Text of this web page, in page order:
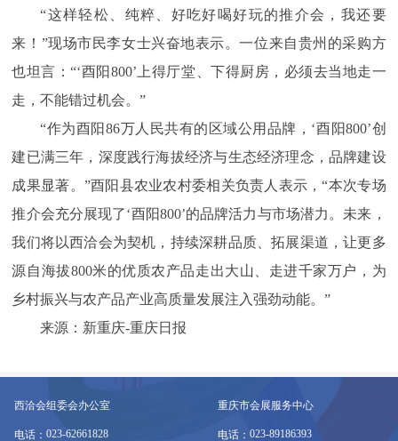
“这样轻松、纯粹、好吃好喝好玩的推介会，我还要
来！”现场市民李女士兴奋地表示。一位来自贵州的采购方
也坦言：“‘酉阳800’上得厅堂、下得厨房，必须去当地走一
走，不能错过机会。”
“作为酉阳86万人民共有的区域公用品牌，‘酉阳800’创
建已满三年，深度践行海拔经济与生态经济理念，品牌建设
成果显著。”酉阳县农业农村委相关负责人表示，“本次专场
推介会充分展现了‘酉阳800’的品牌活力与市场潜力。未来，
我们将以西洽会为契机，持续深耕品质、拓展渠道，让更多
源自海拔800米的优质农产品走出大山、走进千家万户，为
乡村振兴与农产品产业高质量发展注入强劲动能。”
来源：新重庆-重庆日报
西洽会组委会办公室
电话： 023-62661828
重庆市会展服务中心
电话： 023-89186393